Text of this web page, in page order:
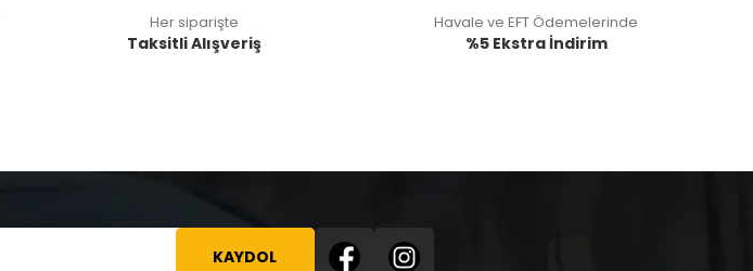
Her siparişte
Taksitli Alışveriş
Havale ve EFT Ödemelerinde
%5 Ekstra İndirim
KAYDOL